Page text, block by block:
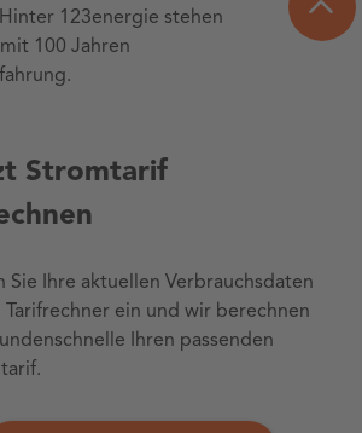
123energie stehen
mit 100 Jahren
Stromtarif
Sie Ihre aktuellen Verbrauchsdaten
Tarifrechner ein und wir berechnen
Ihren passenden